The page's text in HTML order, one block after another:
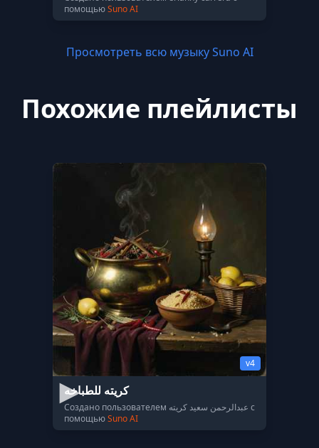
помощьюSuno AI
Просмотреть всю музыку Suno AI
Похожие плейлисты
v4
كريته للطباخه
Создано пользователем عبدالرحمن سعيد كريته с
помощьюSuno AI